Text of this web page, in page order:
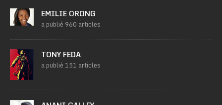
EMILIE ORONG
a publié 960 articles
TONY FEDA
a publié 151 articles